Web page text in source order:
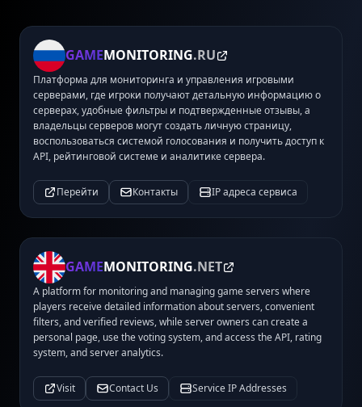
GAMEMONITORING.RU
Платформа для мониторинга и управления игровыми
серверами, где игроки получают детальную информацию о
серверах, удобные фильтры и подтвержденные отзывы, а
владельцы серверов могут создать личную страницу,
воспользоваться системой голосования и получить доступ к
API, рейтинговой системе и аналитике сервера.
Перейти Контакты IP адреса сервиса
GAMEMONITORING.NET
A platform for monitoring and managing game servers where
players receive detailed information about servers, convenient
filters, and verified reviews, while server owners can create a
personal page, use the voting system, and access the API, rating
system, and server analytics.
Visit Contact Us Service IP Addresses